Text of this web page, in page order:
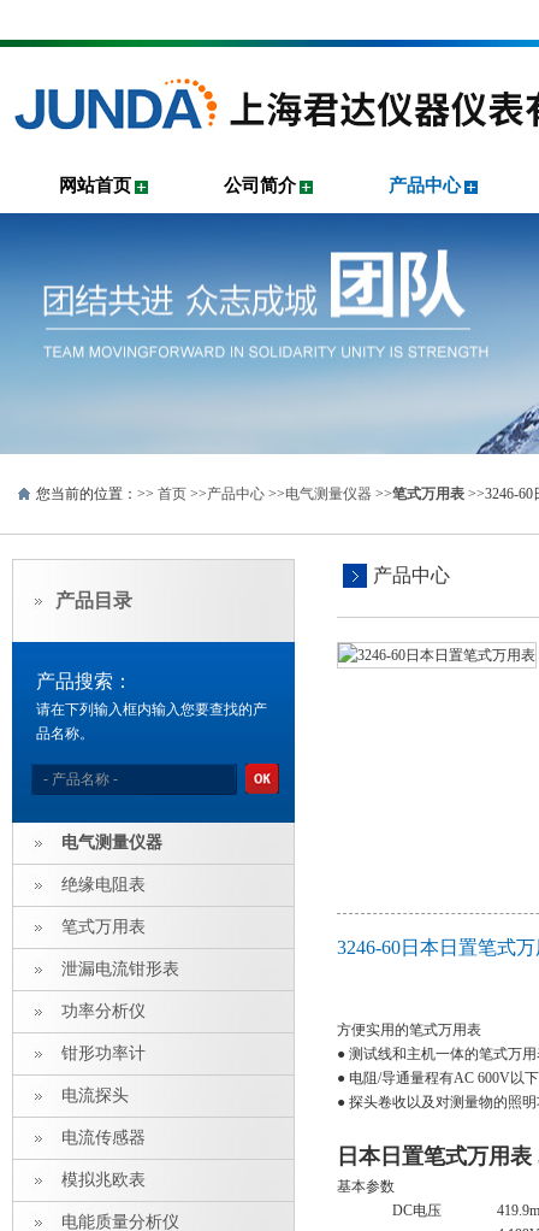
网站首页 公司简介 产品中心
您当前的位置：>> 首页 >>产品中心 >>电气测量仪器 >>笔式万用表 >>3246-
产品目录
产品搜索：
请在下列输入框内输入您要查找的产
品名称。
电气测量仪器
绝缘电阻表
笔式万用表
泄漏电流钳形表
功率分析仪
钳形功率计
电流探头
电流传感器
模拟兆欧表
电能质量分析仪
产品中心
3246-60日本日置笔式
方便实用的笔式万用表
● 测试线和主机一体的笔式万
● 电阻/导通量程有AC 600V以
● 探头卷收以及对测量物的照
日本日置笔式万用表
基本参数
DC电压